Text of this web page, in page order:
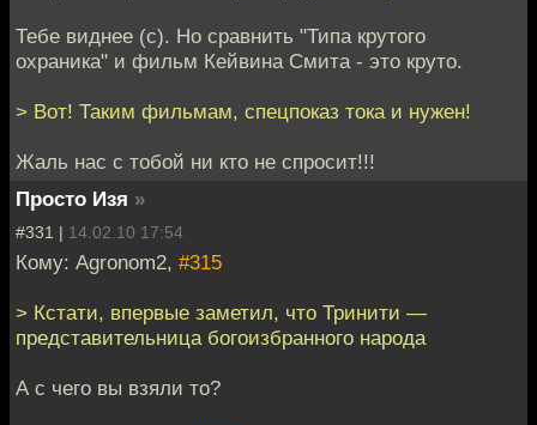
Тебе виднее (с). Но сравнить "Типа крутого
охраника" и фильм Кейвина Смита - это круто.
> Вот! Таким фильмам, спецпоказ тока и нужен!
Жаль нас с тобой ни кто не спросит!!!
Просто Изя »
#331 | 14.02.10 17:54
Кому: Agronom2, #315
> Кстати, впервые заметил, что Тринити —
представительница богоизбранного народа
А с чего вы взяли то?